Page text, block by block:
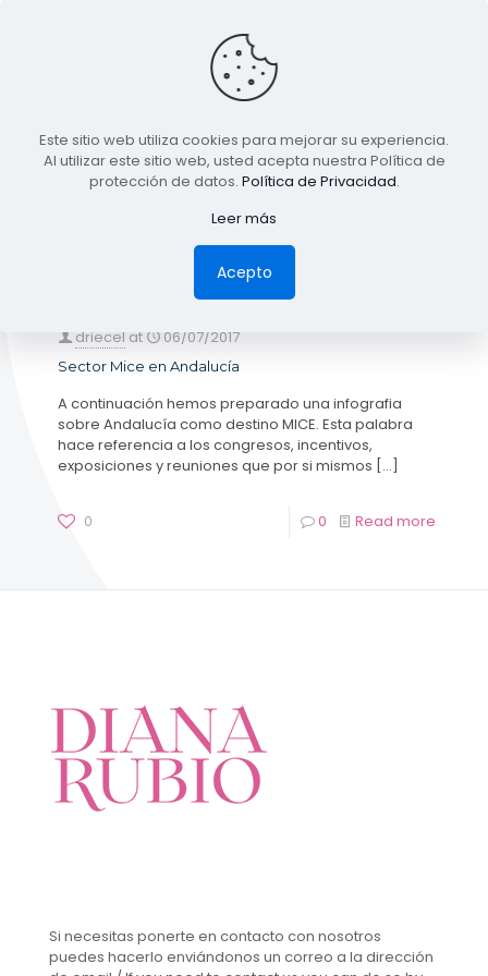
BLOG
TODA LA INFORMACIÓN
Tags Authors
driecel at 06/07/2017
Sector Mice en Andalucía
A continuación hemos preparado una infografia
sobre Andalucía como destino MICE. Esta palabra
hace referencia a los congresos, incentivos,
exposiciones y reuniones que por si mismos […]
0 0 Read more
Si necesitas ponerte en contacto con nosotros
puedes hacerlo enviándonos un correo a la dirección
Este sitio web utiliza cookies para mejorar su experiencia.
Al utilizar este sitio web, usted acepta nuestra Política de
protección de datos. Política de Privacidad.
Leer más
Acepto